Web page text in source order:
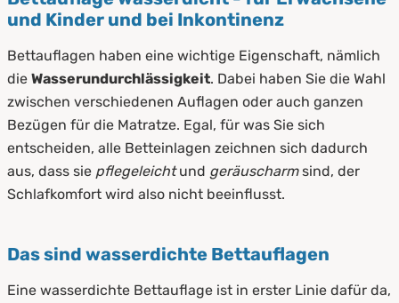
5.1 Unterschied zwischen Bettauflagen und Toppern
6. Anwendung einer wasserdichten
Bettauflage
6.1 So werden wasserdichte Bettauflagen gepflegt und
gereinigt
7. Zusammenfassung
und Kinder und bei Inkontinenz
Bettauflagen haben eine wichtige Eigenschaft, nämlich
die Wasserundurchlässigkeit. Dabei haben Sie die Wahl
zwischen verschiedenen Auflagen oder auch ganzen
Bezügen für die Matratze. Egal, für was Sie sich
entscheiden, alle Betteinlagen zeichnen sich dadurch
aus, dass sie pflegeleichtund geräuscharmsind, der
Schlafkomfort wird also nicht beeinflusst.
Das sind wasserdichte Bettauflagen
Eine wasserdichte Bettauflage ist in erster Linie dafür da,